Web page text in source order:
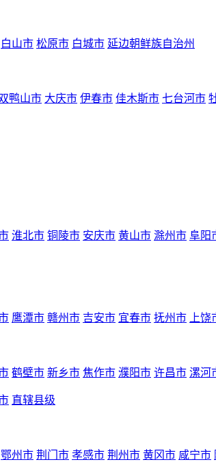
白山市 松原市 白城市 延边朝鲜族自治州
鸭山市 大庆市 伊春市 佳木斯市 七台河市
淮北市 铜陵市 安庆市 黄山市 滁州市 阜阳
鹰潭市 赣州市 吉安市 宜春市 抚州市 上饶
鹤壁市 新乡市 焦作市 濮阳市 许昌市 漯河
直辖县级
鄂州市 荆门市 孝感市 荆州市 黄冈市 咸宁市